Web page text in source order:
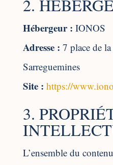
2.
Hébergeur : IONOS
Adresse : 7 place de
Sarreguemines
Site : https://
3.
L’ensemble du